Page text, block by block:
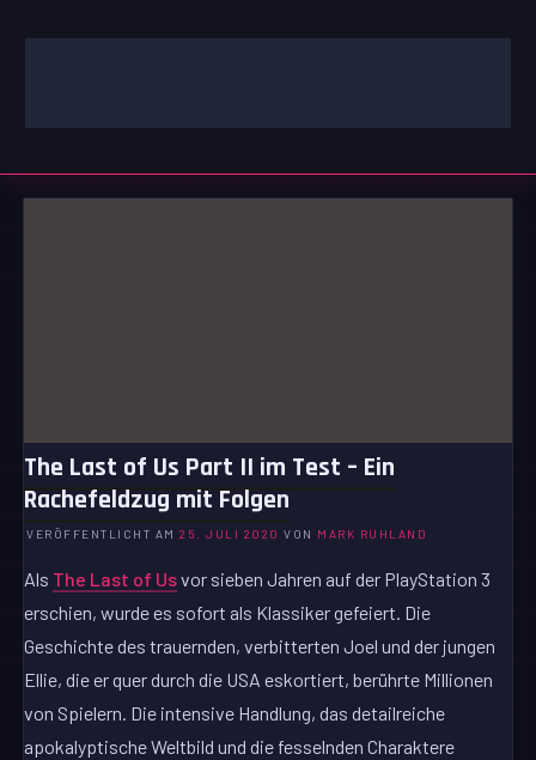
Inhalt
The Last of Us Part II im Test – Ein
Rachefeldzug mit Folgen
VERÖFFENTLICHT AM25. JULI 2020 VON MARK RUHLAND
Als The Last of Usvor sieben Jahren auf der PlayStation 3
erschien, wurde es sofort als Klassiker gefeiert. Die
Geschichte des trauernden, verbitterten Joel und der jungen
Ellie, die er quer durch die USA eskortiert, berührte Millionen
von Spielern. Die intensive Handlung, das detailreiche
apokalyptische Weltbild und die fesselnden Charaktere